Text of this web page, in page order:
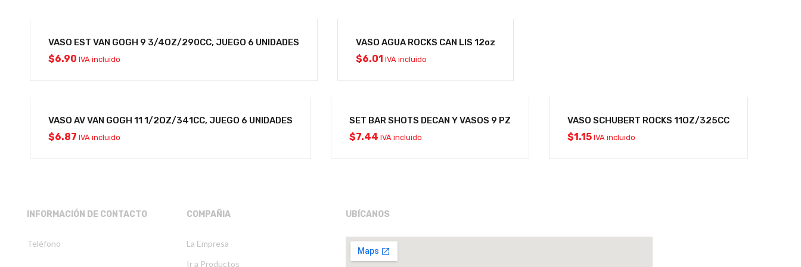
VASO EST VAN GOGH 9 3/4OZ/290CC, JUEGO 6 UNIDADES
$6.90 IVA incluido
VASO AGUA ROCKS CAN LIS 12oz
$6.01 IVA incluido
VASO AV VAN GOGH 11 1/2OZ/341CC, JUEGO 6 UNIDADES
$6.87 IVA incluido
SET BAR SHOTS DECAN Y VASOS 9 PZ
$7.44 IVA incluido
VASO SCHUBERT ROCKS 11OZ/325CC
$1.15 IVA incluido
INFORMACIÓN DE CONTACTO
Teléfono
COMPAÑIA
La Empresa
Ir a Productos
UBÍCANOS